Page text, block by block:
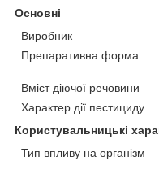
Основні
Виробник
Препаративна форма
Вміст діючої речовини
Характер дії пестициду
Користувальницькі
Тип впливу на організм